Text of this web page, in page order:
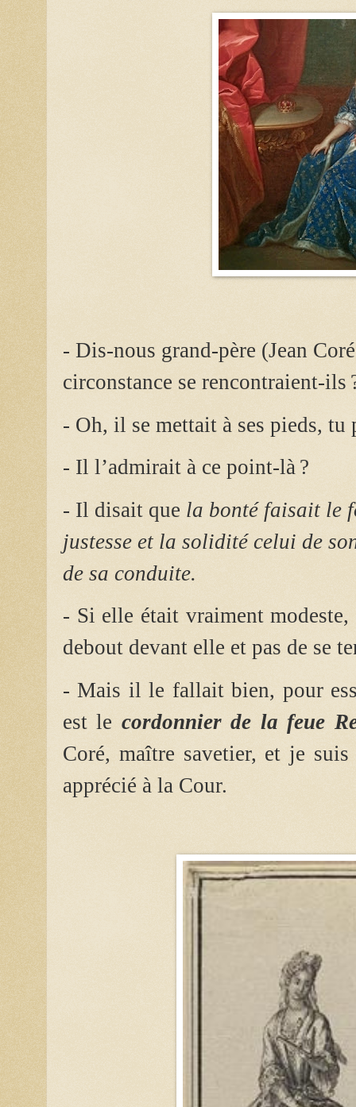
- Dis-nous grand-père (Jean
circonstance se rencontraient-ils
- Oh, il se mettait à ses pieds, tu
- Il l’admirait à ce point-là ?
- Il disait que la bonté faisait le
justesse et la solidité celui de
de sa conduite.
- Si elle était vraiment
debout devant elle et pas de se
- Mais il le fallait bien, pour
est le cordonnier de la feue
Coré, maître savetier, et je
apprécié à la Cour.